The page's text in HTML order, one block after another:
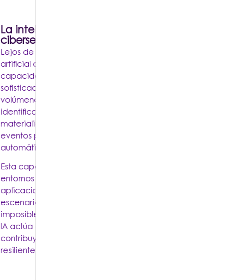
La inteligencia artificial aplicada a la
ciberseguridad como ventaja competitiva
Lejos de reemplazar a los especialistas, la inteligencia
artificial aplicada a la ciberseguridad potencia su
capacidad para responder ante amenazas cada vez más
sofisticadas. Gracias al análisis avanzado de grandes
volúmenes de información, las organizaciones pueden
identificar comportamientos anómalos antes de que se
materialicen incidentes de alto impacto, correlacionar
eventos provenientes de múltiples fuentes y priorizar
automáticamente los riesgos más críticos.
Esta capacidad resulta especialmente valiosa en
entornos donde convergen infraestructuras híbridas,
aplicaciones en la nube y dispositivos conectados,
escenarios que generan una cantidad de información
imposible de analizar manualmente. En este contexto, la
IA actúa como un acelerador de la toma de decisiones y
contribuye a construir operaciones de seguridad más
resilientes.